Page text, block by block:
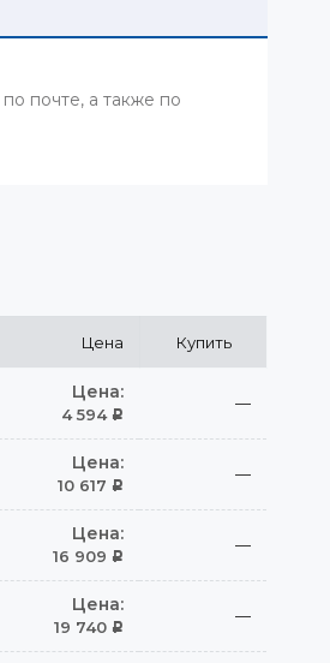
по почте, а также по
Цена Купить
Цена:
4 594 Р
—
Цена:
10 617 Р
—
Цена:
16 909 Р
—
Цена:
19 740 Р
—